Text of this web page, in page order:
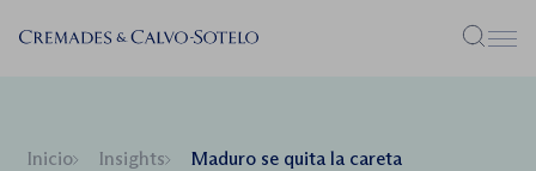
Menú
Inicio Insights Maduro se quita la careta